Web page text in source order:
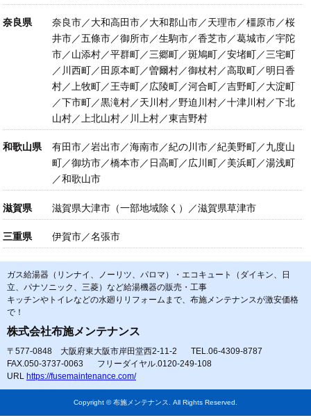
奈良県
奈良市／大和高田市／大和郡山市／天理市／橿原市／桜
井市／五條市／御所市／生駒市／香芝市／葛城市／宇陀
市／山添村／平群町／三郷町／斑鳩町／安堵町／三宅町
／川西町／田原本町／曽爾村／御杖村／高取町／明日香
村／上牧町／王寺町／広陵町／河合町／吉野町／大淀町
／下市町／黒滝村／天川村／野迫川村／十津川村／下北
山村／上北山村／川上村／東吉野村
和歌山県
有田市／岩出市／海南市／紀の川市／紀美野町／九度山
町／御坊市／橋本市／日高町／広川町／美浜町／湯浅町
／和歌山市
滋賀県 滋賀県大津市（一部地域除く）／滋賀県草津市
三重県 伊賀市／名張市
ガス給湯器（リンナイ、ノーリツ、パロマ）・エコキュート（ダイキン、日
立、パナソニック、三菱）など給湯機器の販売・工事
キッチンやトイレなどの水廻りリフォームまで、布施メンテナンスが激安価格
で！
株式会社布施メンテナンス
〒577-0848 大阪府東大阪市岸田堂西2-11-2
TEL.06-4309-8787
FAX.050-3737-0063
フリーダイヤル.0120-249-108
URL https://fusemaintenance.com/
Copyright © 布施メンテナンス. All Rights Reserved.